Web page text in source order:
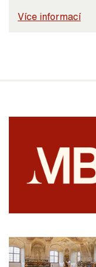
Více informací